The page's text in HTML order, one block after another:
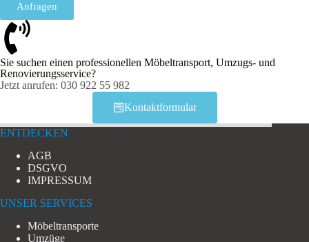
Anfragen
Sie suchen einen professionellen Möbeltransport, Umzugs- und
Renovierungsservice?
Jetzt anrufen: 030 922 55 982
Kontaktformular
ENTDECKEN
AGB
DSGVO
IMPRESSUM
UNSER SERVICES
Möbeltransporte
Umzüge